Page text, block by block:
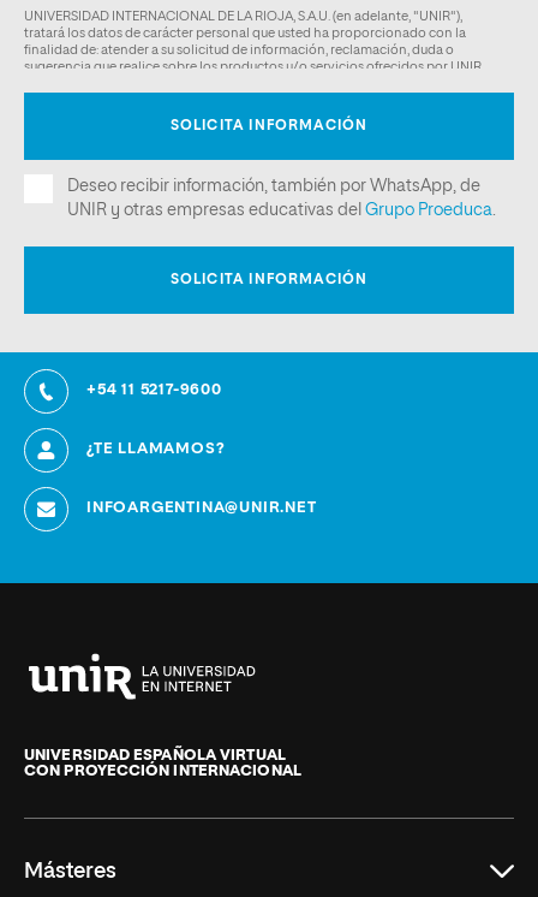
+54 11 5217-9600
¿TE LLAMAMOS?
INFOARGENTINA@UNIR.NET
de
La
UNIVERSIDAD ESPAÑOLA VIRTUAL
CON PROYECCIÓN INTERNACIONAL
Másteres